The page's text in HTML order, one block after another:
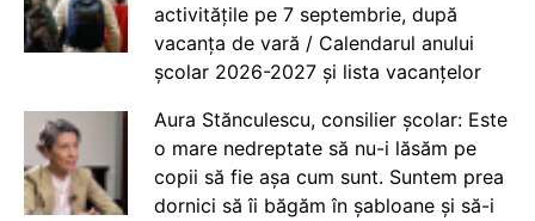
activitățile pe 7 septembrie, după
vacanța de vară / Calendarul anului
școlar 2026-2027 și lista vacanțelor
Aura Stănculescu, consilier școlar: Este
o mare nedreptate să nu-i lăsăm pe
copii să fie așa cum sunt. Suntem prea
dornici să îi băgăm în șabloane și să-i